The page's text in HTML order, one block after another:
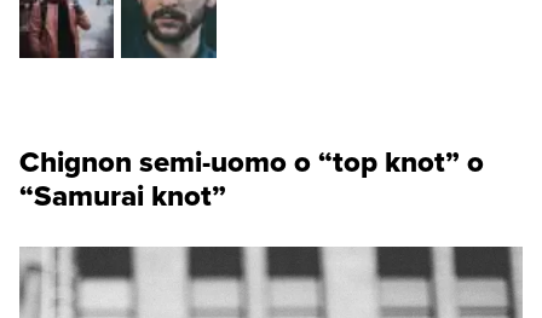
Chignon semi-uomo o “top knot” o
“Samurai knot”